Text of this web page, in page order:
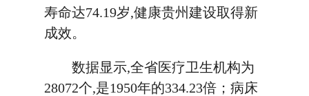
寿命达74.19岁,健康贵州建设取得新
成效。
数据显示,全省医疗卫生机构为
28072个,是1950年的334.23倍；病床